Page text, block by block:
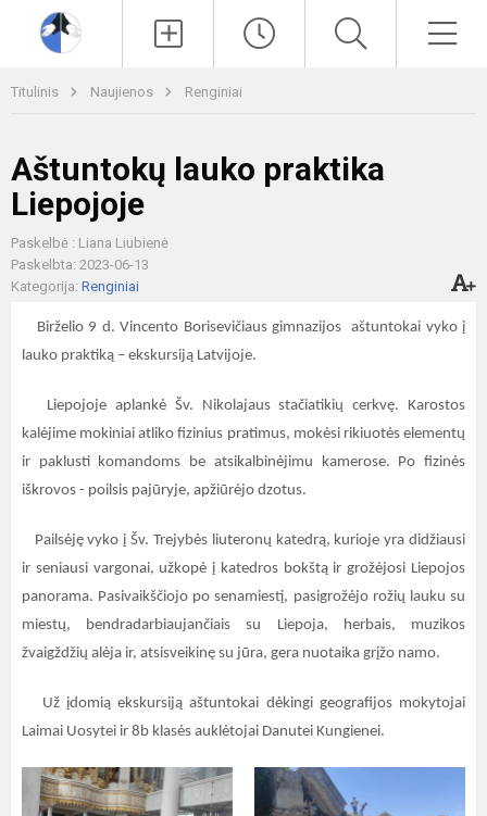
Titulinis Naujienos Renginiai
Aštuntokų lauko praktika
Liepojoje
Paskelbė : Liana Liubienė
Paskelbta: 2023-06-13
Kategorija: Renginiai
Birželio 9 d. Vincento Borisevičiaus gimnazijos aštuntokai vyko į
lauko praktiką – ekskursiją Latvijoje.
Liepojoje aplankė Šv. Nikolajaus stačiatikių cerkvę. Karostos
kalėjime mokiniai atliko fizinius pratimus, mokėsi rikiuotės elementų
ir paklusti komandoms be atsikalbinėjimu kamerose. Po fizinės
iškrovos - poilsis pajūryje, apžiūrėjo dzotus.
Pailsėję vyko į Šv. Trejybės liuteronų katedrą, kurioje yra didžiausi
ir seniausi vargonai, užkopė į katedros bokštą ir grožėjosi Liepojos
panorama. Pasivaikščiojo po senamiestį, pasigrožėjo rožių lauku su
miestų, bendradarbiaujančiais su Liepoja, herbais, muzikos
žvaigždžių alėja ir, atsisveikinę su jūra, gera nuotaika grįžo namo.
Už įdomią ekskursiją aštuntokai dėkingi geografijos mokytojai
Laimai Uosytei ir 8b klasės auklėtojai Danutei Kungienei.